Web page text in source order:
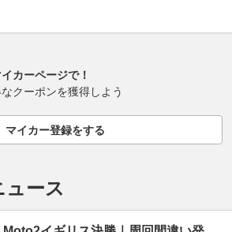
カーページで！
クーポンを獲得しよう
マイカー登録をする
ース